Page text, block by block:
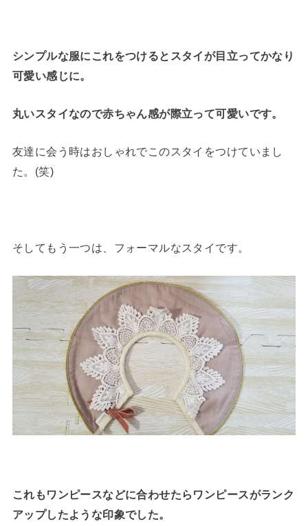
シンプルな服にこれをつけるとスタイが目立ってかなり
可愛い感じに。
丸いスタイなので赤ちゃん感が際立って可愛いです。
友達に会う時はおしゃれでこのスタイをつけていまし
た。(笑)
そしてもう一つは、フォーマルなスタイです。
これもワンピースなどに合わせたらワンピースがランク
アップしたような印象でした。